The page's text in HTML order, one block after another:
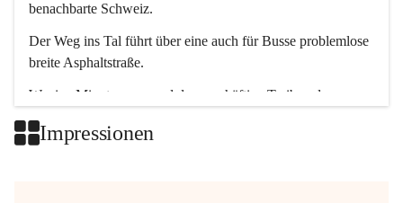
benachbarte Schweiz.
Der Weg ins Tal führt über eine auch für Busse problemlose
breite Asphaltstraße.
Wenige Minuten nur, und das geschäftige Treiben der
Impressionen